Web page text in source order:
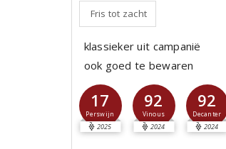
Fris tot zacht
klassieker uit campanië
ook goed te bewaren
17
Perswijn
2025
92
Vinous
2024
92
Decanter
2024